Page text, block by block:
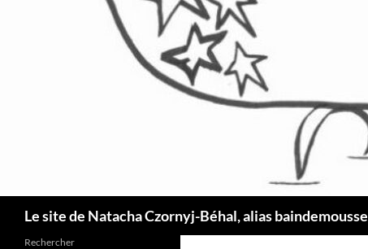
Le site de Natacha Czornyj-Béhal, alias baindemousse
Rechercher